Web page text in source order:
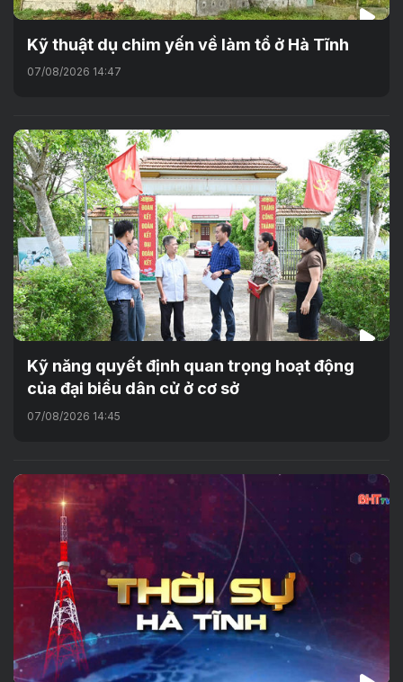
Kỹ thuật dụ chim yến về làm tổ ở Hà Tĩnh
07/08/2026 14:47
Kỹ năng quyết định quan trọng hoạt động
của đại biểu dân cử ở cơ sở
07/08/2026 14:45